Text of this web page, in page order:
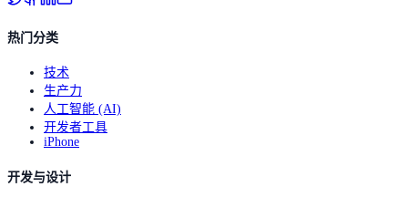
热门分类
技术
生产力
人工智能 (AI)
开发者工具
iPhone
开发与设计